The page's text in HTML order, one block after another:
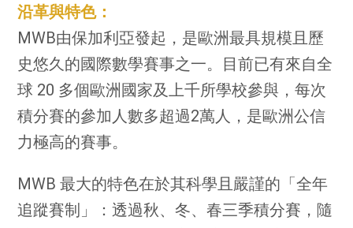
沿革與特色：
MWB由保加利亞發起，是歐洲最具規模且歷
史悠久的國際數學賽事之一。目前已有來自全
球 20 多個歐洲國家及上千所學校參與，每次
積分賽的參加人數多超過2萬人，是歐洲公信
力極高的賽事。
MWB 最大的特色在於其科學且嚴謹的「全年
追蹤賽制」：透過秋、冬、春三季積分賽，隨